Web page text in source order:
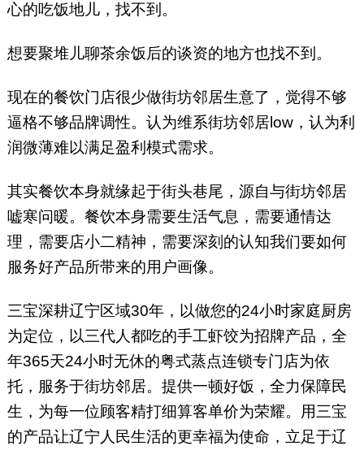
心的吃饭地儿，找不到。
想要聚堆儿聊茶余饭后的谈资的地方也找不到。
现在的餐饮门店很少做街坊邻居生意了，觉得不够
逼格不够品牌调性。认为维系街坊邻居low，认为利
润微薄难以满足盈利模式需求。
其实餐饮本身就缘起于街头巷尾，源自与街坊邻居
嘘寒问暖。餐饮本身需要生活气息，需要通情达
理，需要店小二精神，需要深刻的认知我们要如何
服务好产品所带来的用户画像。
三宝深耕辽宁区域30年，以做您的24小时家庭厨房
为定位，以三代人都吃的手工虾饺为招牌产品，全
年365天24小时无休的粤式蒸点连锁专门店为依
托，服务于街坊邻居。提供一顿好饭，全力保障民
生，为每一位顾客精打细算客单价为荣耀。用三宝
的产品让辽宁人民生活的更幸福为使命，立足于辽